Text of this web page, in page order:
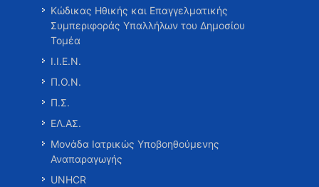
Κώδικας Ηθικής και Επαγγελματικής
Συμπεριφοράς Υπαλλήλων του Δημοσίου
Τομέα
Ι.Ι.Ε.Ν.
Π.Ο.Ν.
Π.Σ.
ΕΛ.ΑΣ.
Μονάδα Ιατρικώς Υποβοηθούμενης
Αναπαραγωγής
UNHCR